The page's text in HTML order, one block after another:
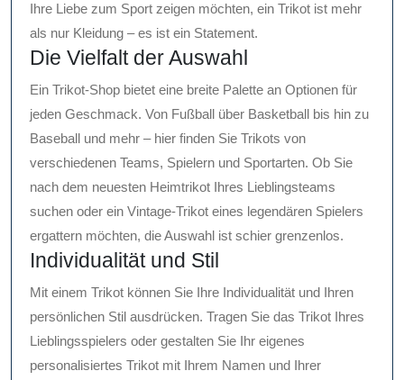
Ihre Liebe zum Sport zeigen möchten, ein Trikot ist mehr
als nur Kleidung – es ist ein Statement.
Die Vielfalt der Auswahl
Ein Trikot-Shop bietet eine breite Palette an Optionen für
jeden Geschmack. Von Fußball über Basketball bis hin zu
Baseball und mehr – hier finden Sie Trikots von
verschiedenen Teams, Spielern und Sportarten. Ob Sie
nach dem neuesten Heimtrikot Ihres Lieblingsteams
suchen oder ein Vintage-Trikot eines legendären Spielers
ergattern möchten, die Auswahl ist schier grenzenlos.
Individualität und Stil
Mit einem Trikot können Sie Ihre Individualität und Ihren
persönlichen Stil ausdrücken. Tragen Sie das Trikot Ihres
Lieblingsspielers oder gestalten Sie Ihr eigenes
personalisiertes Trikot mit Ihrem Namen und Ihrer